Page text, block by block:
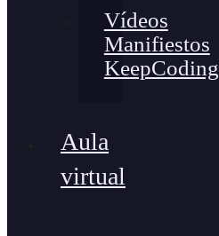
Vídeos
Manifiestos
KeepCoding
Aula
virtual